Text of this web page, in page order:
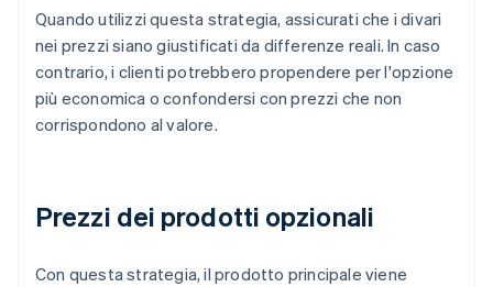
Quando utilizzi questa strategia, assicurati che i divari
nei prezzi siano giustificati da differenze reali. In caso
contrario, i clienti potrebbero propendere per l'opzione
più economica o confondersi con prezzi che non
corrispondono al valore.
Prezzi dei prodotti opzionali
Con questa strategia, il prodotto principale viene